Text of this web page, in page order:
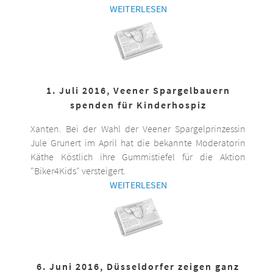
WEITERLESEN
1. Juli 2016, Veener Spargelbauern
spenden für Kinderhospiz
Xanten. Bei der Wahl der Veener Spargelprinzessin
Jule Grunert im April hat die bekannte Moderatorin
Käthe Köstlich ihre Gummistiefel für die Aktion
"Biker4Kids" versteigert.
WEITERLESEN
6. Juni 2016, Düsseldorfer zeigen ganz